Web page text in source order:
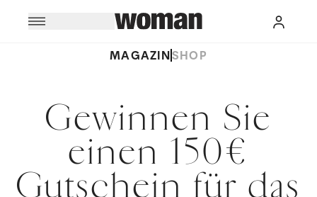
MAGAZINSHOP
Gewinnen Sie
einen 150€
Gutschein für das